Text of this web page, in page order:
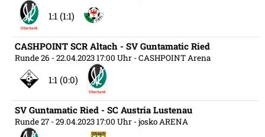
1:1 (1:1)
CASHPOINT SCR Altach - SV Guntamatic Ried
Runde 26 - 22.04.2023 17:00 Uhr - CASHPOINT Arena
1:1 (0:0)
SV Guntamatic Ried - SC Austria Lustenau
Runde 27 - 29.04.2023 17:00 Uhr - josko ARENA